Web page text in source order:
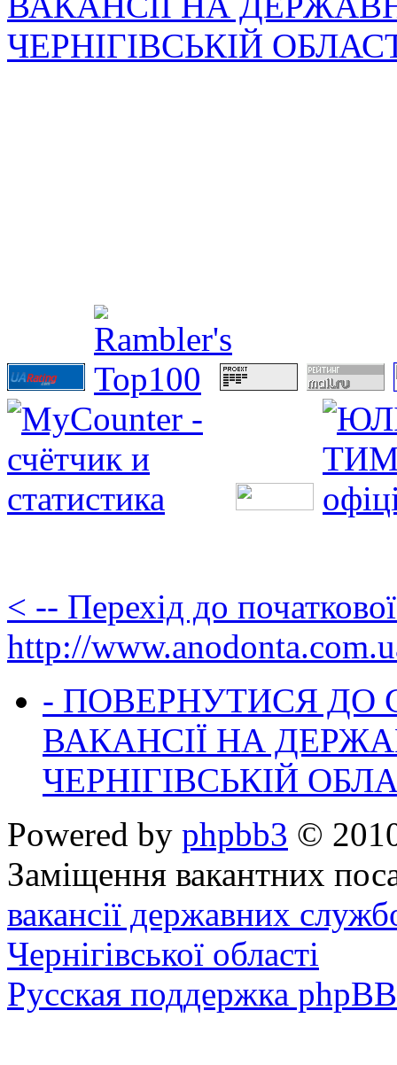
ЧЕРНІГІВСЬКІЙ
< -- Перехід до
http://
- ПОВЕРНУТИСЯ ДО
ВАКАНСІЇ НА
ЧЕРНІГІВСЬКІЙ
Powered by phpbb3 ©
Заміщення вакантних
вакансії державних
Чернігівської області
Русская поддержка phpBB